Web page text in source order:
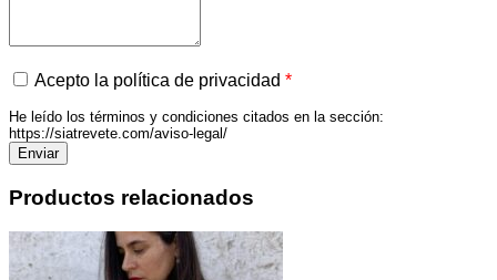
Acepto la política de privacidad *
He leído los términos y condiciones citados en la sección:
https://siatrevete.com/aviso-legal/
Productos relacionados